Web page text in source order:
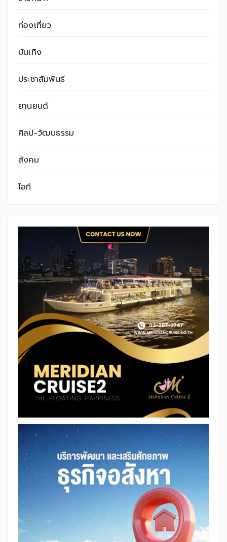
ท่องเที่ยว
บันเทิง
ประชาสัมพันธ์
ยานยนต์
ศิลป-วัฒนธรรม
สังคม
ไอที